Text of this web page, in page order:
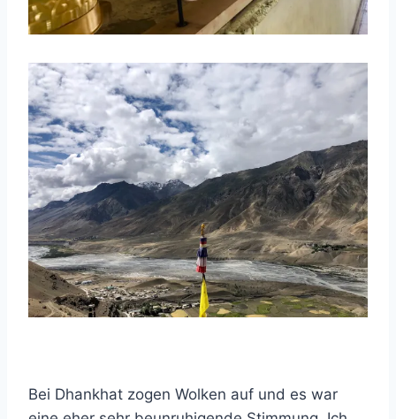
Bei Dhankhat zogen Wolken auf und es war